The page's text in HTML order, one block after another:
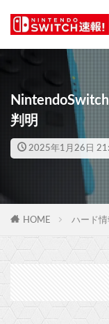
判明
2025年1月26日
HOME ハード情